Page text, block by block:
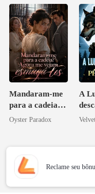
Mandaram-me
para a cadeia?
Agora me
Oyster Paradox
A
Alfa
Reclame seu